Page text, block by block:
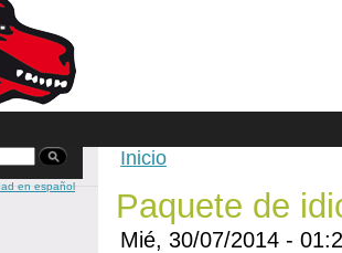
You are here
Inicio
Paquete de
Mié, 30/07/2014 -